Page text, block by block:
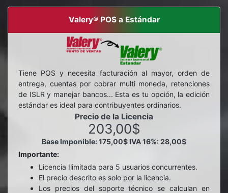
Valery® POS a Estándar
Tiene POS y necesita facturación al mayor, orden de
entrega, cuentas por cobrar multi moneda, retenciones
de ISLR y manejar bancos... Esta es tu opción, la edición
estándar es ideal para contribuyentes ordinarios.
Precio de la Licencia
203,00$
Base Imponible: 175,00$ IVA 16%: 28,00$
Importante:
Licencia Ilimitada para 5 usuarios concurrentes.
El precio descrito es solo por la licencia.
Los precios del soporte técnico se calculan en